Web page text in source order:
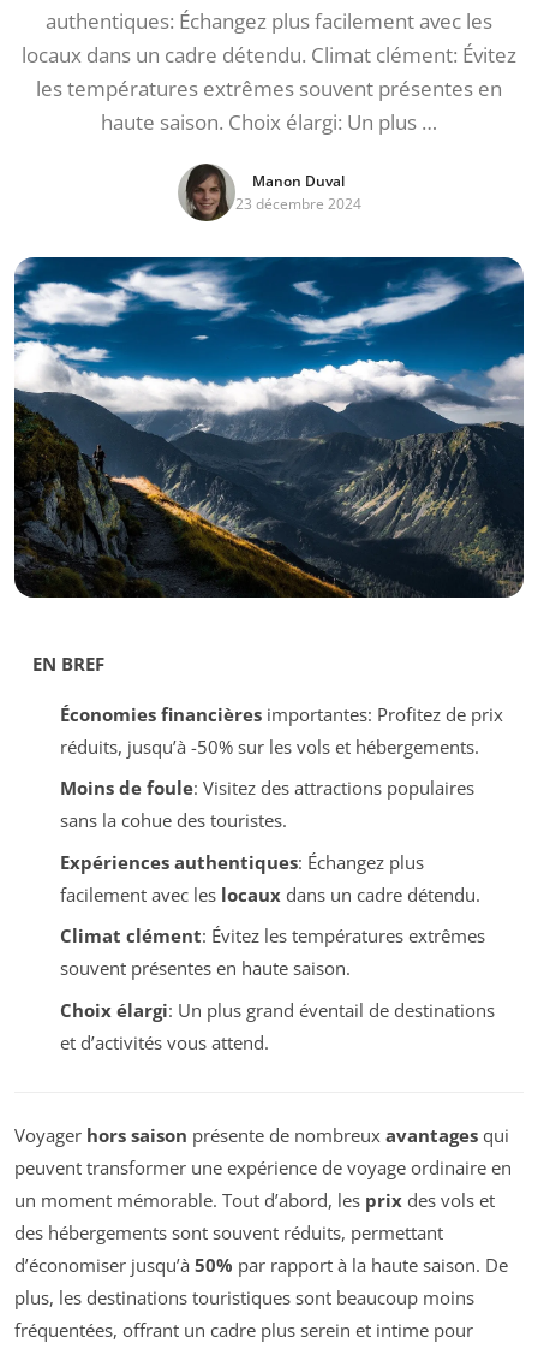
authentiques: Échangez plus facilement avec les
locaux dans un cadre détendu. Climat clément: Évitez
les températures extrêmes souvent présentes en
haute saison. Choix élargi: Un plus …
Manon Duval
23 décembre 2024
EN BREF
Économies financièresimportantes: Profitez de prix
réduits, jusqu’à -50% sur les vols et hébergements.
Moins de foule: Visitez des attractions populaires
sans la cohue des touristes.
Expériences authentiques: Échangez plus
facilement avec les locauxdans un cadre détendu.
Climat clément: Évitez les températures extrêmes
souvent présentes en haute saison.
Choix élargi: Un plus grand éventail de destinations
et d’activités vous attend.
Voyager hors saison présente de nombreux avantages qui
peuvent transformer une expérience de voyage ordinaire en
un moment mémorable. Tout d’abord, les prix des vols et
des hébergements sont souvent réduits, permettant
d’économiser jusqu’à 50% par rapport à la haute saison. De
plus, les destinations touristiques sont beaucoup moins
fréquentées, offrant un cadre plus serein et intime pour